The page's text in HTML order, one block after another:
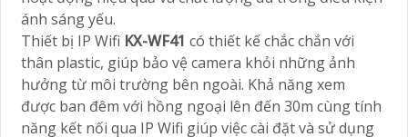
ánh sáng yếu.
Thiết bị IP Wifi KX-WF41 có thiết kế chắc chắn với
thân plastic, giúp bảo vệ camera khỏi những ảnh
hưởng từ môi trường bên ngoài. Khả năng xem
được ban đêm với hồng ngoại lên đến 30m cùng tính
năng kết nối qua IP Wifi giúp việc cài đặt và sử dụng